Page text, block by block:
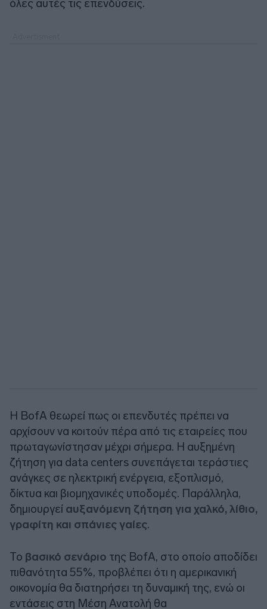
όλες αυτές τις επενδύσεις.
Η BofA θεωρεί πως οι επενδυτές πρέπει να
αρχίσουν να κοιτούν πέρα από τις εταιρείες που
πρωταγωνίστησαν μέχρι σήμερα. Η αυξημένη
ζήτηση για data centers συνεπάγεται τεράστιες
ανάγκες σε ηλεκτρική ενέργεια, εξοπλισμό,
δίκτυα και βιομηχανικές υποδομές. Παράλληλα,
δημιουργεί αυξανόμενη ζήτηση για χαλκό, λίθιο,
γραφίτη και σπάνιες γαίες.
Το βασικό σενάριο της BofA, στο οποίο αποδίδει
πιθανότητα 55%, προβλέπει ότι η αμερικανική
οικονομία θα διατηρήσει τη δυναμική της, ενώ οι
εντάσεις στη Μέση Ανατολή θα